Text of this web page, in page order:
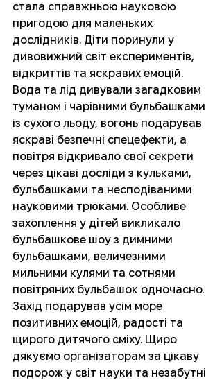
стала справжньою науковою
пригодою для маленьких
дослідників. Діти поринули у
дивовижний світ експериментів,
відкриттів та яскравих емоцій.
Вода та лід дивували загадковим
туманом і чарівними бульбашками
із сухого льоду, вогонь подарував
яскраві безпечні спецефекти, а
повітря відкривало свої секрети
через цікаві досліди з кульками,
бульбашками та несподіваними
науковими трюками. Особливе
захоплення у дітей викликало
бульбашкове шоу з димними
бульбашками, величезними
мильними кулями та сотнями
повітряних бульбашок одночасно.
Захід подарував усім море
позитивних емоцій, радості та
щирого дитячого сміху. Щиро
дякуємо організаторам за цікаву
подорож у світ науки та незабутні